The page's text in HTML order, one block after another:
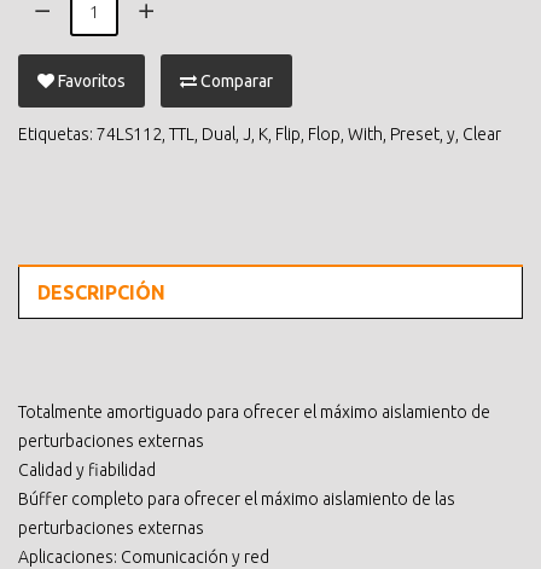
Favoritos Comparar
Etiquetas: 74LS112 TTL Dual J K Flip Flop With Preset y Clear
DESCRIPCIÓN
Totalmente amortiguado para ofrecer el máximo aislamiento de
perturbaciones externas
Calidad y fiabilidad
Búffer completo para ofrecer el máximo aislamiento de las
perturbaciones externas
Aplicaciones: Comunicación y red